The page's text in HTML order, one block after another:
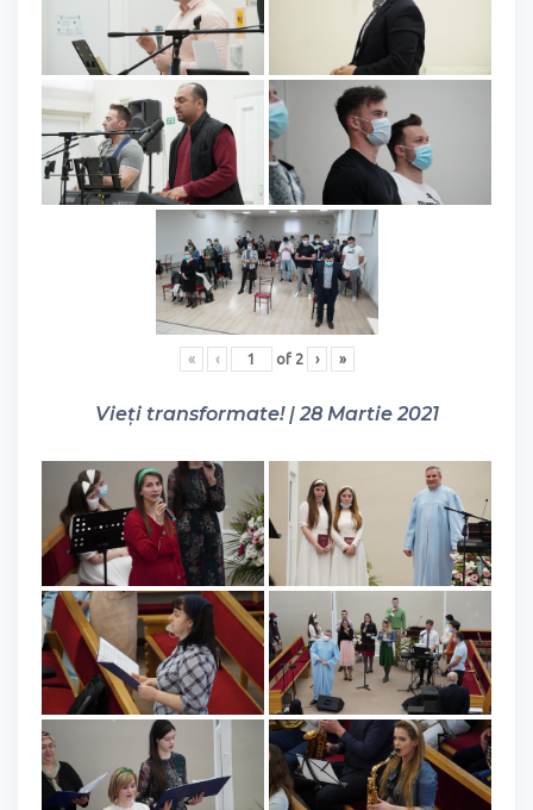
« ‹ of 2 › »
Vieți transformate! | 28 Martie 2021